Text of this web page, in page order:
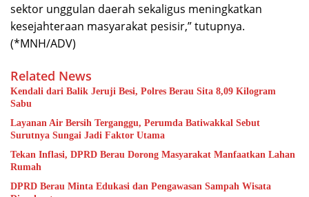
sektor unggulan daerah sekaligus meningkatkan
kesejahteraan masyarakat pesisir,” tutupnya.
(*MNH/ADV)
Related News
Kendali dari Balik Jeruji Besi, Polres Berau Sita 8,09 Kilogram
Sabu
Layanan Air Bersih Terganggu, Perumda Batiwakkal Sebut
Surutnya Sungai Jadi Faktor Utama
Tekan Inflasi, DPRD Berau Dorong Masyarakat Manfaatkan Lahan
Rumah
DPRD Berau Minta Edukasi dan Pengawasan Sampah Wisata